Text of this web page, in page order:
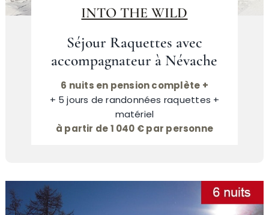
INTO THE WILD
Séjour Raquettes avec
accompagnateur à Névache
6 nuits en pension complète +
+ 5 jours de randonnées raquettes +
matériel
à partir de 1 040 € par personne